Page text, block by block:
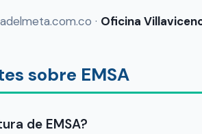
· Oficina
sobre EMSA
de EMSA?